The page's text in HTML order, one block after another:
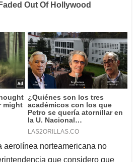
aerolínea norteamericana no
que considero que